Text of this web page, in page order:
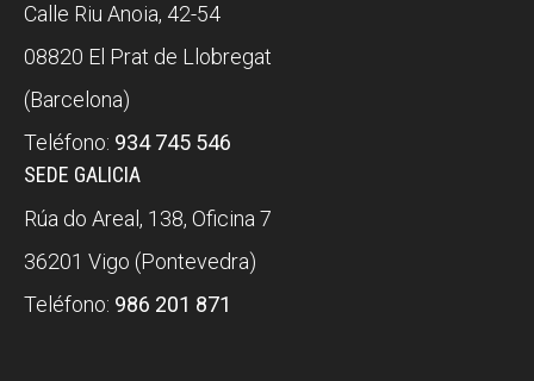
Calle Riu Anoia, 42-54
08820 El Prat de Llobregat
(Barcelona)
Teléfono: 934 745 546
SEDE GALICIA
Rúa do Areal, 138, Oficina 7
36201 Vigo (Pontevedra)
Teléfono: 986 201 871